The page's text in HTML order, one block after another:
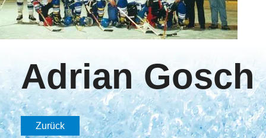
Adrian Gosch
Zurück